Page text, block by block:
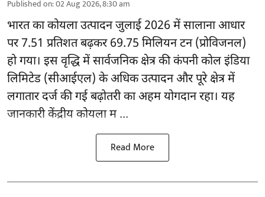
Published on:02 Aug 2026, 8:30 am
भारत काकोयलाउत्पादन जुलाई 2026 में सालाना आधार
पर 7.51 प्रतिशत बढ़कर 69.75 मिलियन टन (प्रोविजनल)
हो गया। इस वृद्धि में सार्वजनिक क्षेत्र की कंपनी कोल इंडिया
लिमिटेड (सीआईएल) के अधिक उत्पादन और पूरे क्षेत्र में
लगातार दर्ज की गई बढ़ोतरी का अहम योगदान रहा। यह
जानकारी केंद्रीय कोयला म ...
Read More